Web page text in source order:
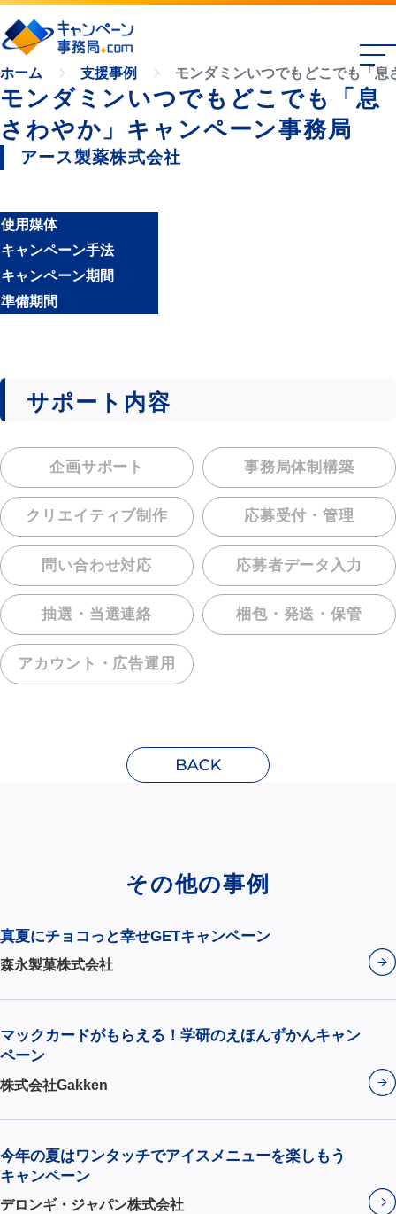
ホーム 支援事例 モンダミンいつでもどこでも「
モンダミンいつでもどこでも「息
さわやか」キャンペーン事務局
アース製薬株式会社
使用媒体
キャンペーン手法
キャンペーン期間
準備期間
サポート内容
企画サポート 事務局体制構築
クリエイティブ制作 応募受付・管理
問い合わせ対応 応募者データ入力
抽選・当選連絡 梱包・発送・保管
アカウント・ 広告運用
その他の事例
真夏にチョコっと幸せGETキャンペーン
森永製菓株式会社
マックカードがもらえる！学研のえほんずかんキャン
ペーン
株式会社Gakken
今年の夏はワンタッチでアイスメニューを楽しもう
キャンペーン
デロンギ・ジャパン株式会社